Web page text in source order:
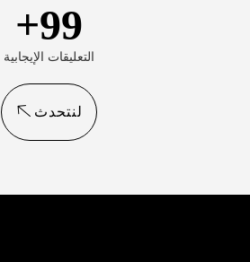
التعليقات الإيجابية
99
+
لنتحدث